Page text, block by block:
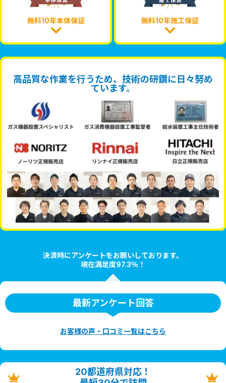
無料10年本体保証 無料10年施工保証
高品質な作業を行うため、技術の研鑽に日々努め
ています。
決済時にアンケートをお願いしております。
現在満足度97.3％！
最新アンケート回答
お客様の声・口コミ一覧はこちら
20都道府県対応！